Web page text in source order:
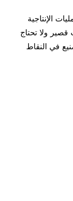
الإنتاجية
ولا تحتاج
في النقاط